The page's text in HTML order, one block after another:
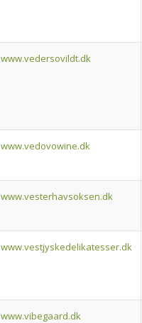
www.vedersovildt.dk
www.vedovowine.dk
www.vesterhavsoksen.dk
www.vestjyskedelikatesser.dk
www.vibegaard.dk